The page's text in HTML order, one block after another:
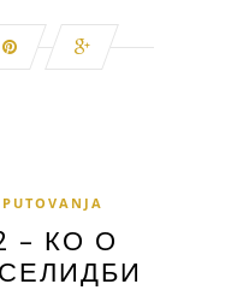
PUTOVANJA
– КО О